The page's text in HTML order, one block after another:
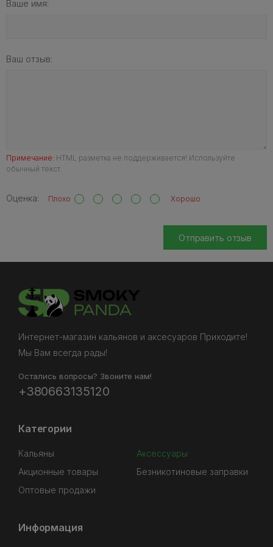
Ваше имя:
Ваш отзыв:
Примечание: HTML разметка не поддерживается! Используйте
обычный текст.
Оценка: Плохо Хорошо
Отправить отзыв
Интернет-магазин кальянов и аксесуаров Приходите!
Мы Вам всегда рады!
Остались вопросы? Звоните нам!
+380663135120
Категории
Кальяны
Аксессуары
Акционные товары
Безникотиновые заправки
Оптовые продажи
Информация